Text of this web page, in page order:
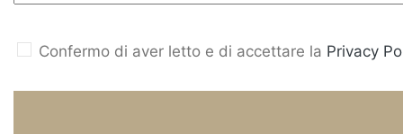
Confermo di aver letto e di accettare la Privacy